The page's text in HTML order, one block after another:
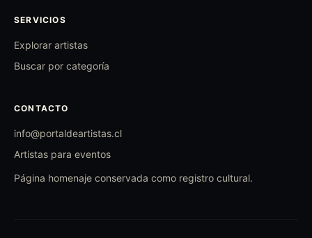
SERVICIOS
Explorar artistas
Buscar por categoría
CONTACTO
info@portaldeartistas.cl
Artistas para eventos
Página homenaje conservada como registro cultural.